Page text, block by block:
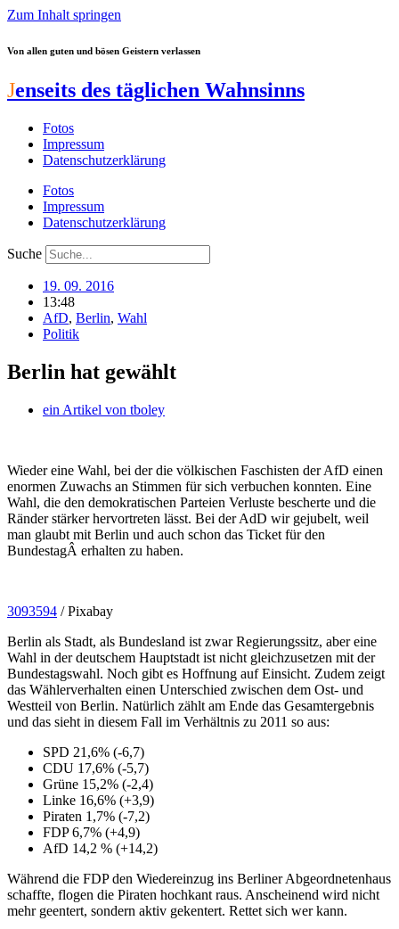
Zum Inhalt springen
Von allen guten und bösen Geistern verlassen
Jenseits des täglichen Wahnsinns
Fotos
Impressum
Datenschutzerklärung
Fotos
Impressum
Datenschutzerklärung
Suche
19. 09. 2016
13:48
AfD, Berlin, Wahl
Politik
Berlin hat gewählt
ein Artikel von tboley
Wieder eine Wahl, bei der die völkischen Faschisten der AfD einen
enormen Zuwachs an Stimmen für sich verbuchen konnten. Eine
Wahl, die den demokratischen Parteien Verluste bescherte und die
Ränder stärker hervortreten lässt. Bei der AdD wir gejubelt, weil
man glaubt mit Berlin und auch schon das Ticket für den
BundestagÂ erhalten zu haben.
3093594 / Pixabay
Berlin als Stadt, als Bundesland ist zwar Regierungssitz, aber eine
Wahl in der deutschem Hauptstadt ist nicht gleichzusetzen mit der
Bundestagswahl. Noch gibt es Hoffnung auf Einsicht. Zudem zeigt
das Wählerverhalten einen Unterschied zwischen dem Ost- und
Westteil von Berlin. Natürlich zählt am Ende das Gesamtergebnis
und das sieht in diesem Fall im Verhältnis zu 2011 so aus:
SPD 21,6% (-6,7)
CDU 17,6% (-5,7)
Grüne 15,2% (-2,4)
Linke 16,6% (+3,9)
Piraten 1,7% (-7,2)
FDP 6,7% (+4,9)
AfD 14,2 % (+14,2)
Während die FDP den Wiedereinzug ins Berliner Abgeordnetenhaus
schaffte, flogen die Piraten hochkant raus. Anscheinend wird nicht
mehr geentert, sondern aktiv gekentert. Rettet sich wer kann.